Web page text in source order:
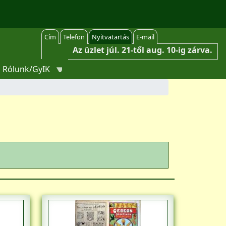
Cím Telefon Nyitvatartás E-mail
Az üzlet júl. 21-től aug. 10-ig zárva.
Rólunk/GyIK